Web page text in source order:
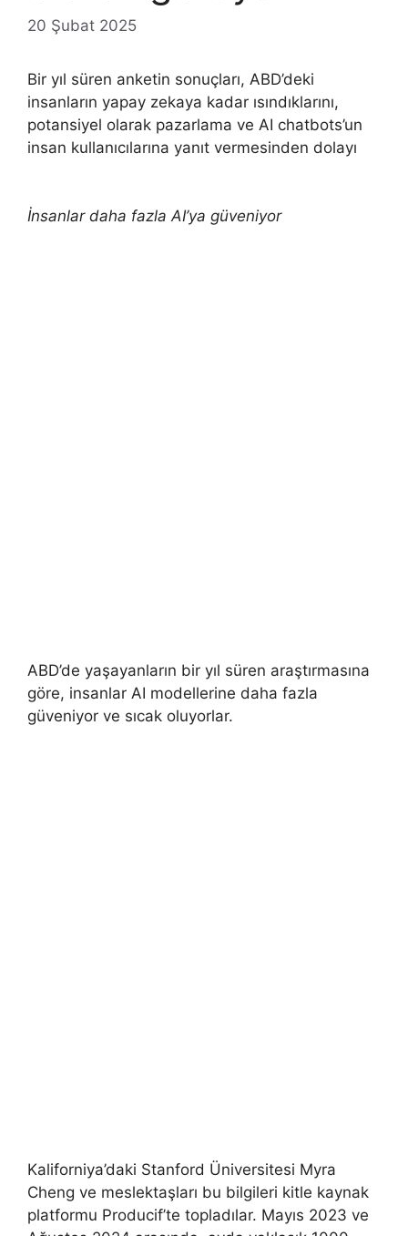
20 Şubat 2025
Bir yıl süren anketin sonuçları, ABD’deki
insanların yapay zekaya kadar ısındıklarını,
potansiyel olarak pazarlama ve AI chatbots’un
insan kullanıcılarına yanıt vermesinden dolayı
İnsanlar daha fazla AI’ya güveniyor
ABD’de yaşayanların bir yıl süren araştırmasına
göre, insanlar AI modellerine daha fazla
güveniyor ve sıcak oluyorlar.
Kaliforniya’daki Stanford Üniversitesi Myra
Cheng ve meslektaşları bu bilgileri kitle kaynak
platformu Producif’te topladılar. Mayıs 2023 ve